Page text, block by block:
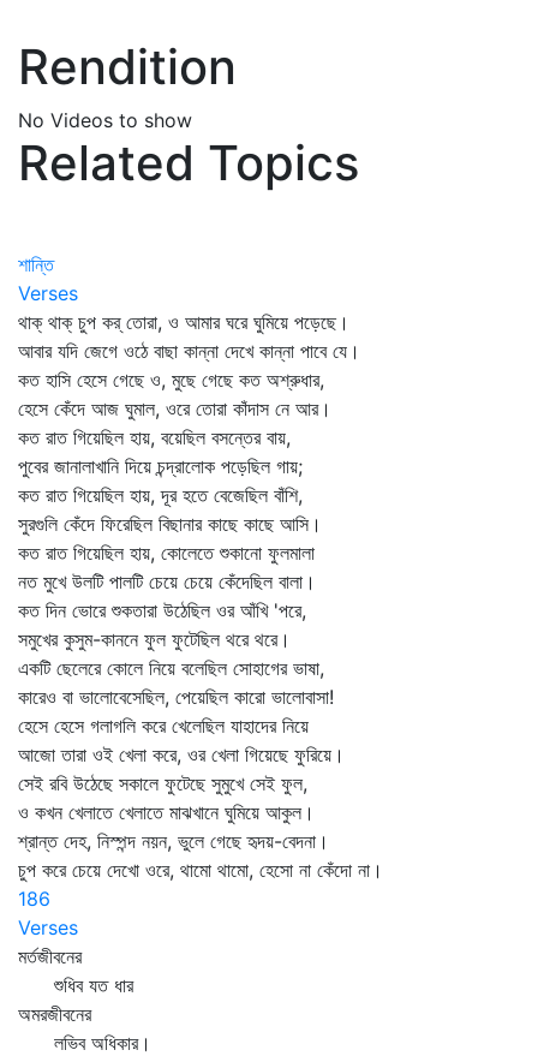
Rendition
No Videos to show
Related Topics
শান্তি
Verses
থাক্‌ থাক্‌ চুপ কর্‌ তোরা, ও আমার ঘরে ঘুমিয়ে পড়েছে।
আবার যদি জেগে ওঠে বাছা কান্না দেখে কান্না পাবে যে।
কত হাসি হেসে গেছে ও, মুছে গেছে কত অশ্রুধার,
হেসে কেঁদে আজ ঘুমাল, ওরে তোরা কাঁদাস নে আর।
কত রাত গিয়েছিল হায়, বয়েছিল বসন্তের বায়,
পুবের জানালাখানি দিয়ে চন্দ্রালোক পড়েছিল গায়;
কত রাত গিয়েছিল হায়, দূর হতে বেজেছিল বাঁশি,
সুরগুলি কেঁদে ফিরেছিল বিছানার কাছে কাছে আসি।
কত রাত গিয়েছিল হায়, কোলেতে শুকানো ফুলমালা
নত মুখে উলটি পালটি চেয়ে চেয়ে কেঁদেছিল বালা।
কত দিন ভোরে শুকতারা উঠেছিল ওর আঁখি 'পরে,
সমুখের কুসুম-কাননে ফুল ফুটেছিল থরে থরে।
একটি ছেলেরে কোলে নিয়ে বলেছিল সোহাগের ভাষা,
কারেও বা ভালোবেসেছিল, পেয়েছিল কারো ভালোবাসা!
হেসে হেসে গলাগলি করে খেলেছিল যাহাদের নিয়ে
আজো তারা ওই খেলা করে, ওর খেলা গিয়েছে ফুরিয়ে।
সেই রবি উঠেছে সকালে ফুটেছে সুমুখে সেই ফুল,
ও কখন খেলাতে খেলাতে মাঝখানে ঘুমিয়ে আকুল।
শ্রান্ত দেহ, নিস্পন্দ নয়ন, ভুলে গেছে হৃদয়-বেদনা।
চুপ করে চেয়ে দেখো ওরে, থামো থামো, হেসো না কেঁদো না।
186
Verses
মর্তজীবনের
শুধিব যত ধার
অমরজীবনের
লভিব অধিকার।